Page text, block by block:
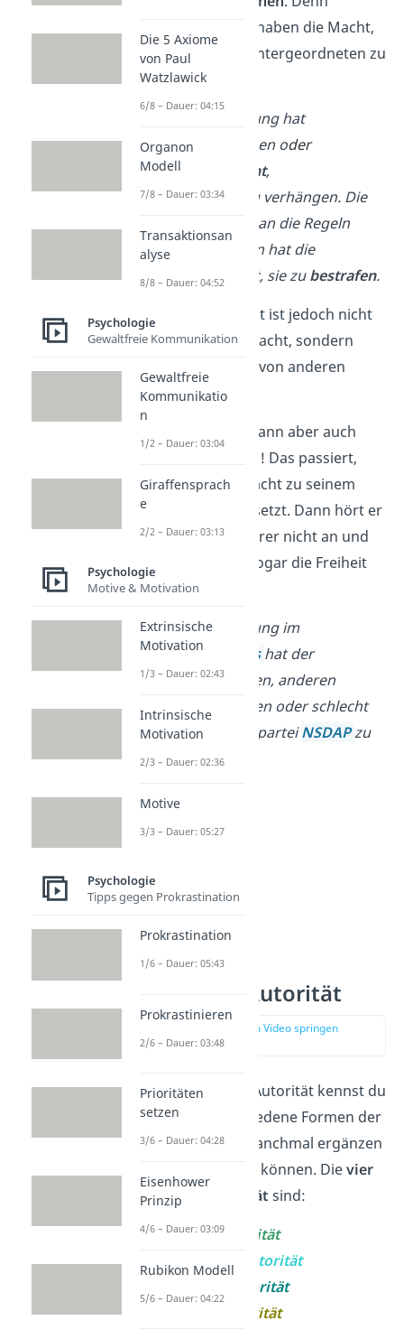
Autoritätspersonen haben die Macht,
das Verhalten von Untergeordneten zu
beeinflussen.
Die Regierung hat
bei Naturkatastrophen oder
ndemien das Recht,
Ausgangssperren zu verhängen. Die
Bürger müssen sich an die Regeln
halten. Bei Verstößen hat die
Regierung das Recht, sie zubestrafen.
DasZiel
der Autorität ist jedoch nicht
die Ausübung von Macht, sondern
vielmehr der
von anderen
Personen.
Autorität kann aber auch
missbraucht werden! Das passiert,
wenn jemand die Macht zu seinem
eigenen Nutzen
einsetzt. Dann hört er
die Meinungen anderer nicht an und
schränkt eventuell sogar die Freiheit
des Einzelnen ein.
Beispiel:Die Regierung im
Nationalsozialismushat der
Bevölkerung verboten, anderen
Parteien anzugehören oder schlecht
über die RegierungsparteiNSDAPzu
reden.
Formen der Autorität
zur Stelle im Video springen
(02:36)
Die Bedeutung von Autorität kennst du
jetzt! Es gibt verschiedene Formen der
Autorität, die sich manchmal ergänzen
oder überschneiden können. Dievier
Formen der Autorität sind:
personale Autorität
epistemische Autorität
positionale Autorität
natürliche Autorität
Die 5 Axiome
von Paul
Watzlawick
6/8 – Dauer: 04:15
Organon
Modell
7/8 – Dauer: 03:34
Transaktionsan
alyse
8/8 – Dauer: 04:52
Psychologie
Gewaltfreie Kommunikation
Gewaltfreie
Kommunikatio
n
1/2 – Dauer: 03:04
Giraffensprach
e
2/2 – Dauer: 03:13
Psychologie
Motive & Motivation
Extrinsische
Motivation
1/3 – Dauer: 02:43
Intrinsische
Motivation
2/3 – Dauer: 02:36
Motive
3/3 – Dauer: 05:27
Psychologie
Tipps gegen Prokrastination
Prokrastination
1/6 – Dauer: 05:43
Prokrastinieren
2/6 – Dauer: 03:48
Prioritäten
setzen
3/6 – Dauer: 04:28
Eisenhower
Prinzip
4/6 – Dauer: 03:09
Rubikon Modell
5/6 – Dauer: 04:22